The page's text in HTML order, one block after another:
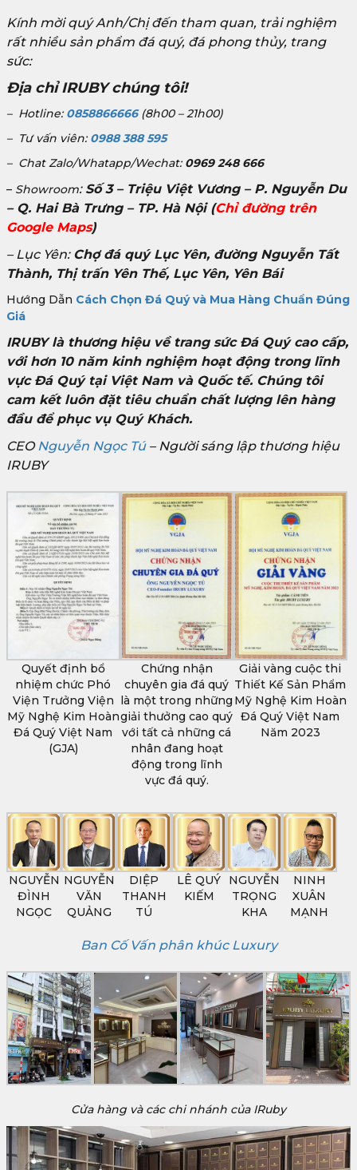
Kính mời quý Anh/Chị đến tham quan, trải nghiệm
rất nhiều sản phẩm đá quý, đá phong thủy, trang
sức:
Địa chỉ IRUBY chúng tôi!
– Hotline: 0858866666(8h00 – 21h00)
– Tư vấn viên: 0988 388 595
– Chat Zalo/Whatapp/Wechat: 0969 248 666
– Showroom: Số 3 – Triệu Việt Vương – P. Nguyễn Du
– Q. Hai Bà Trưng – TP. Hà Nội(Chỉ đường trên
Google Maps)
– Lục Yên: Chợ đá quý Lục Yên, đường Nguyễn Tất
Thành, Thị trấn Yên Thế, Lục Yên, Yên Bái
Hướng Dẫn Cách Chọn Đá Quý và Mua Hàng Chuẩn Đúng
Giá
IRUBY là thương hiệu về trang sức Đá Quý cao cấp,
với hơn 10 năm kinh nghiệm hoạt động trong lĩnh
vực Đá Quý tại Việt Nam và Quốc tế. Chúng tôi
cam kết luôn đặt tiêu chuẩn chất lượng lên hàng
đầu để phục vụ Quý Khách.
CEONguyễn Ngọc Tú– Người sáng lập thương hiệu
IRUBY
Quyết định bổ
nhiệm chức Phó
Viện Trưởng Viện
Mỹ Nghệ Kim Hoàn
Đá Quý Việt Nam
(GJA)
Chứng nhận
chuyên gia đá quý
là một trong những
giải thưởng cao quý
với tất cả những cá
nhân đang hoạt
động trong lĩnh
vực đá quý.
Giải vàng cuộc thi
Thiết Kế Sản Phẩm
Mỹ Nghệ Kim Hoàn
Đá Quý Việt Nam
Năm 2023
NGUYỄN
ĐÌNH
NGỌC
NGUYỄN
VĂN
QUẢNG
DIỆP
THANH
TÚ
LÊ QUÝ
KIẾM
NGUYỄN
TRỌNG
KHA
NINH
XUÂN
MẠNH
Ban Cố Vấn phân khúc Luxury
Cửa hàng và các chi nhánh của IRuby